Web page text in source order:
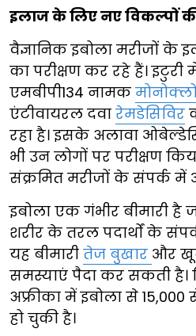
इलाज के लिए नए विकल्पों
वैज्ञानिक इबोला मरीजों
का परीक्षण कर रहे हैं। इटुरी
एमबीपी134 नामक
एंटीवायरल दवा रेमडेसिविर
रहा है। इसके अलावा
भी उन लोगों पर परीक्षण
संक्रमित मरीजों के संपर्क में
इबोला एक गंभीर बीमारी है
शरीर के तरल पदार्थों के
यह बीमारी तेज बुखार और
समस्याएं पैदा कर सकती है।
अफ्रीका में इबोला से
हो चुकी है।